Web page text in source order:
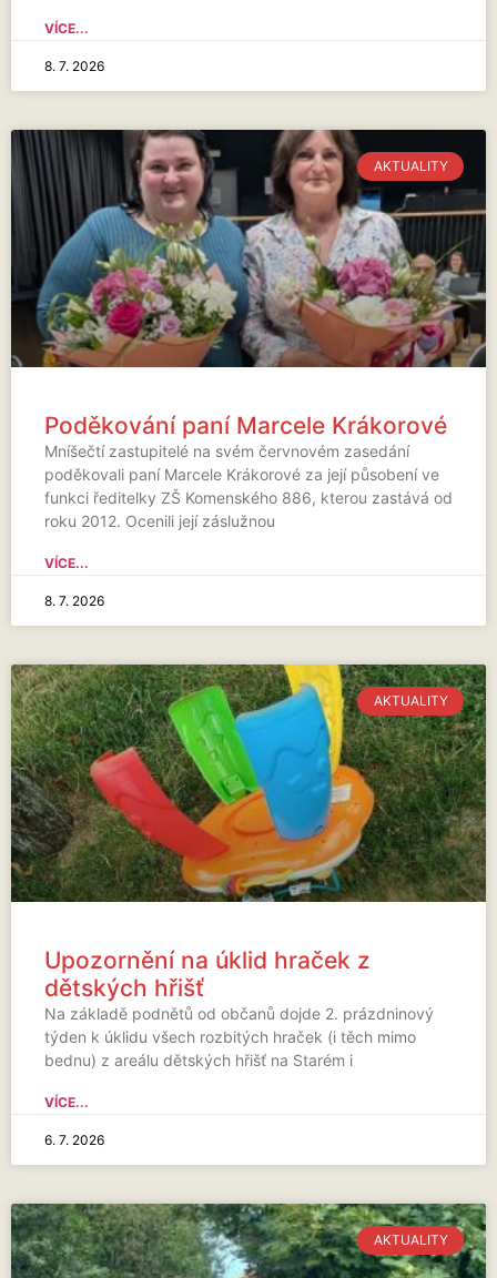
VÍCE...
8. 7. 2026
AKTUALITY
Poděkování paní Marcele Krákorové
Mníšečtí zastupitelé na svém červnovém zasedání
poděkovali paní Marcele Krákorové za její působení ve
funkci ředitelky ZŠ Komenského 886, kterou zastává od
roku 2012. Ocenili její záslužnou
VÍCE...
8. 7. 2026
AKTUALITY
Upozornění na úklid hraček z
dětských hřišť
Na základě podnětů od občanů dojde 2. prázdninový
týden k úklidu všech rozbitých hraček (i těch mimo
bednu) z areálu dětských hřišť na Starém i
VÍCE...
6. 7. 2026
AKTUALITY